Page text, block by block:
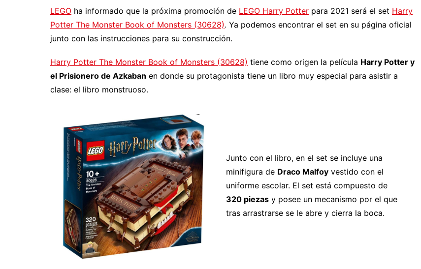
LEGO ha informado que la próxima promoción de LEGO Harry Potter para 2021 será el set Harry
Potter The Monster Book of Monsters (30628). Ya podemos encontrar el set en su página oficial
junto con las instrucciones para su construcción.
Harry Potter The Monster Book of Monsters (30628) tiene como origen la película Harry Potter y
el Prisionero de Azkaban en donde su protagonista tiene un libro muy especial para asistir a
clase: el libro monstruoso.
Junto con el libro, en el set se incluye una
minifigura de Draco Malfoyvestido con el
uniforme escolar. El set está compuesto de
320 piezasy posee un mecanismo por el que
tras arrastrarse se le abre y cierra la boca.